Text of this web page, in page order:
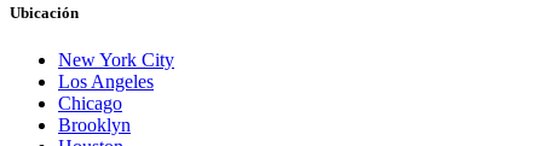
Ubicación
New York City
Los Angeles
Chicago
Brooklyn